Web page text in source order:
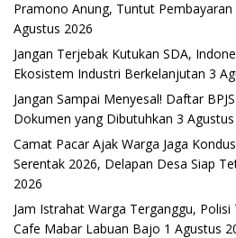
Pramono Anung, Tuntut
Agustus 2026
Jangan Terjebak Kutukan SDA,
Ekosistem Industri Berkelanjutan 3
Jangan Sampai Menyesal! Daftar
Dokumen yang Dibutuhkan 3
Camat Pacar Ajak Warga Jaga
Serentak 2026, Delapan Desa Siap
2026
Jam Istrahat Warga Terganggu,
Cafe Mabar Labuan Bajo 1 Agustus